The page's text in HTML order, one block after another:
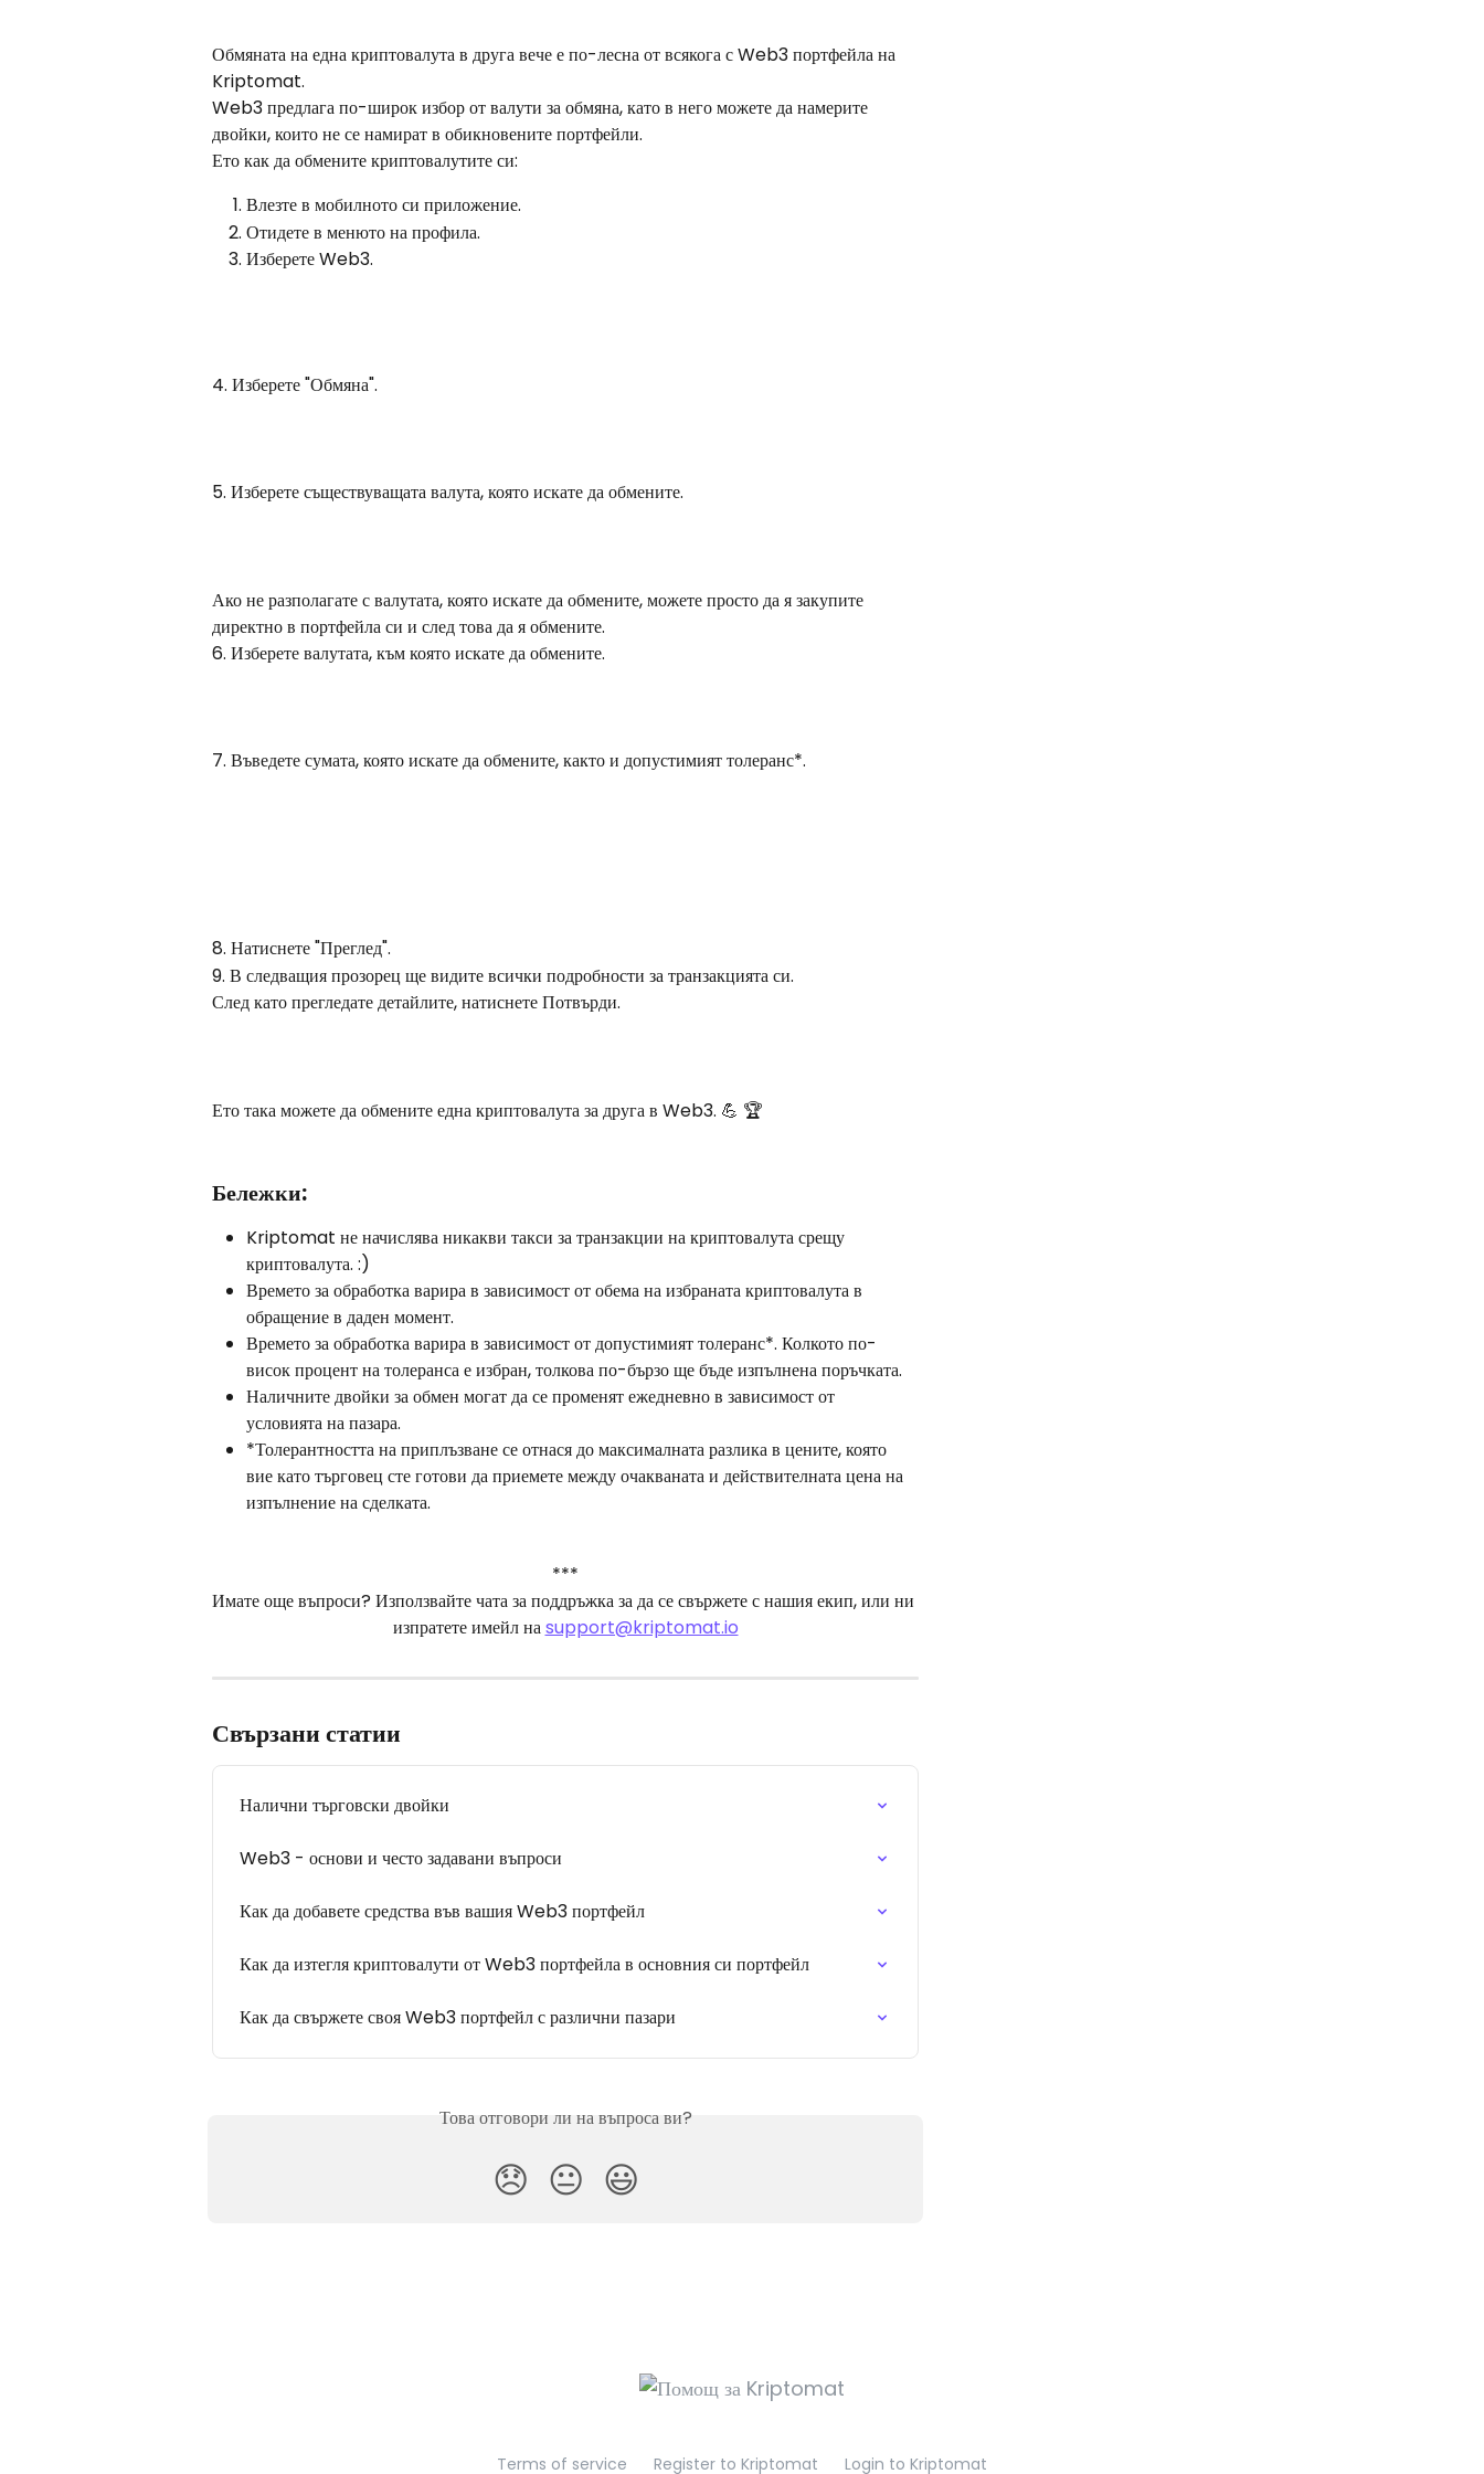
Обмяната на една криптовалута в друга вече е по-лесна от всякога с Web3 портфейла на
Kriptomat.
Web3 предлага по-широк избор от валути за обмяна, като в него можете да намерите
двойки, които не се намират в обикновените портфейли.
Ето как да обмените криптовалутите си:
Влезте в мобилното си приложение.
Отидете в менюто на профила.
Изберете Web3.
4. Изберете "Обмяна".
5. Изберете съществуващата валута, която искате да обмените.
Ако не разполагате с валутата, която искате да обмените, можете просто да я закупите
директно в портфейла си и след това да я обмените.
6. Изберете валутата, към която искате да обмените.
7. Въведете сумата, която искате да обмените, както и допустимият толеранс*.
8. Натиснете "Преглед".
9. В следващия прозорец ще видите всички подробности за транзакцията си.
След като прегледате детайлите, натиснете Потвърди.
Ето така можете да обмените една криптовалута за друга в Web3. 💪 🏆
Бележки:
Kriptomat не начислява никакви такси за транзакции на криптовалута срещу
криптовалута. :)
Времето за обработка варира в зависимост от обема на избраната криптовалута в
обращение в даден момент.
Времето за обработка варира в зависимост от допустимият толеранс*. Колкото по-
висок процент на толеранса е избран, толкова по-бързо ще бъде изпълнена поръчката.
Наличните двойки за обмен могат да се променят ежедневно в зависимост от
условията на пазара.
*Толерантността на приплъзване се отнася до максималната разлика в цените, която
вие като търговец сте готови да приемете между очакваната и действителната цена на
изпълнение на сделката.
***
Имате още въпроси? Използвайте чата за поддръжка за да се свържете с нашия екип, или ни
изпратете имейл на support@kriptomat.io
Свързани статии
Налични търговски двойки
Web3 - основи и често задавани въпроси
Как да добавете средства във вашия Web3 портфейл
Как да изтегля криптовалути от Web3 портфейла в основния си портфейл
Как да свържете своя Web3 портфейл с различни пазари
Това отговори ли на въпроса ви?
😞 😐 😃
Terms of service Register to Kriptomat Login to Kriptomat